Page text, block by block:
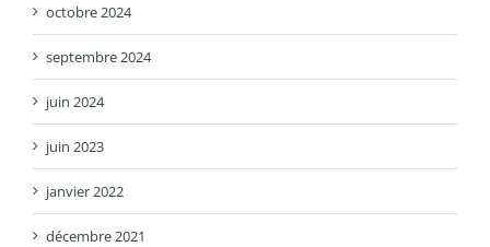
octobre 2024
septembre 2024
juin 2024
juin 2023
janvier 2022
décembre 2021